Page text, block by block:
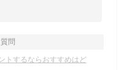
問
トするならおすすめはど